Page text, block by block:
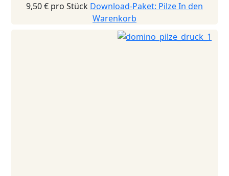
9,50 € pro Stück Download-Paket: PilzeIn den
Warenkorb